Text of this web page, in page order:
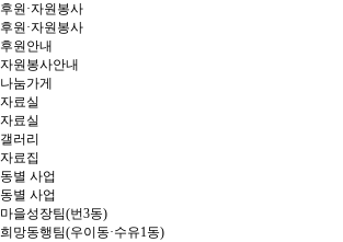
후원·자원봉사
후원·자원봉사
후원안내
자원봉사안내
나눔가게
자료실
자료실
갤러리
자료집
동별 사업
동별 사업
마을성장팀(번3동)
희망동행팀(우이동·수유1동)